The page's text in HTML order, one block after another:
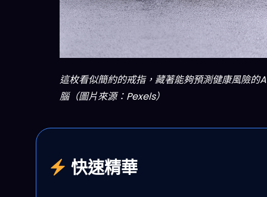
這枚看似簡約的戒指，藏著能夠預測健康風險的
腦（圖片來源：Pexels）
快速精華